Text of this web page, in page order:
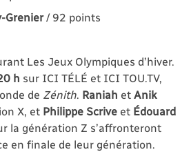
Grenier / 92 points
Les Jeux Olympiques d’hiver.
h sur ICI TÉLÉ et ICI TOU.TV,
de Zénith Raniah et Anik
X, et Philippe Scrive et Édouard
la génération Z s’affronteront
en finale de leur génération.